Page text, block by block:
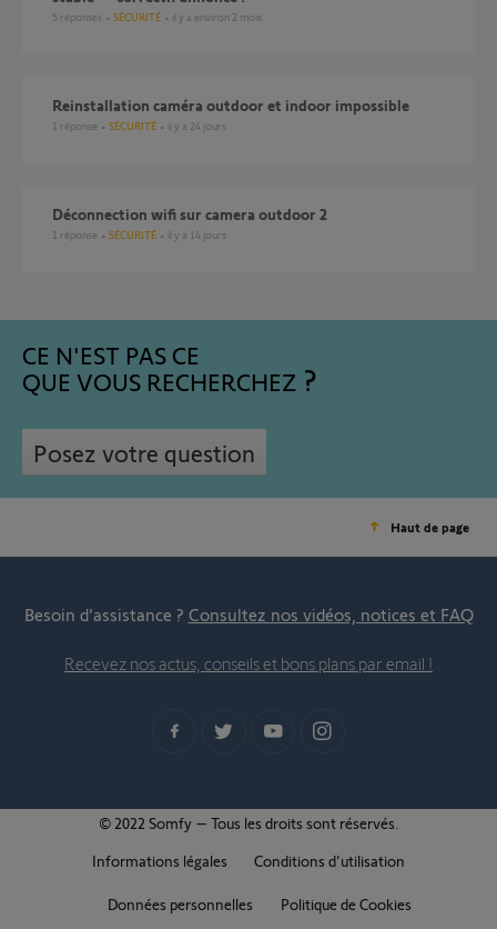
5 réponses SÉCURITÉ il y a environ 2 mois
Reinstallation caméra outdoor et indoor impossible
1 réponse SÉCURITÉ il y a 24 jours
Déconnection wifi sur camera outdoor 2
1 réponse SÉCURITÉ il y a 14 jours
CE N'EST PAS CE
QUE VOUS RECHERCHEZ
Posez votre question
Haut de page
Besoin d’assistance ? Consultez nos vidéos, notices et FAQ
Recevez nos actus, conseils et bons plans par email !
© 2022 Somfy – Tous les droits sont réservés.
Informations légales
Conditions d'utilisation
Données personnelles Politique de Cookies